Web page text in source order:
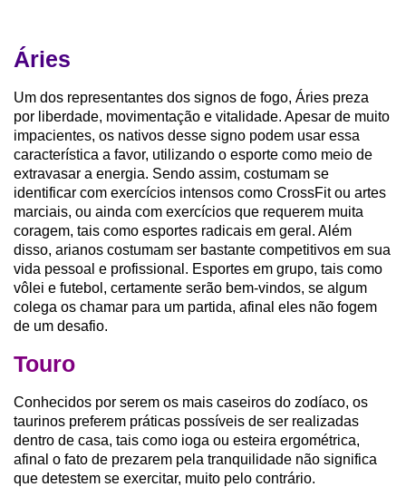
Áries
Um dos representantes dos signos de fogo, Áries preza
por liberdade, movimentação e vitalidade. Apesar de muito
impacientes, os nativos desse signo podem usar essa
característica a favor, utilizando o esporte como meio de
extravasar a energia. Sendo assim, costumam se
identificar com exercícios intensos como CrossFit ou artes
marciais, ou ainda com exercícios que requerem muita
coragem, tais como esportes radicais em geral. Além
disso, arianos costumam ser bastante competitivos em sua
vida pessoal e profissional. Esportes em grupo, tais como
vôlei e futebol, certamente serão bem-vindos, se algum
colega os chamar para um partida, afinal eles não fogem
de um desafio.
Touro
Conhecidos por serem os mais caseiros do zodíaco, os
taurinos preferem práticas possíveis de ser realizadas
dentro de casa, tais como ioga ou esteira ergométrica,
afinal o fato de prezarem pela tranquilidade não significa
que detestem se exercitar, muito pelo contrário.